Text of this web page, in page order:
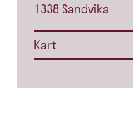
1338 Sandvika
Kart